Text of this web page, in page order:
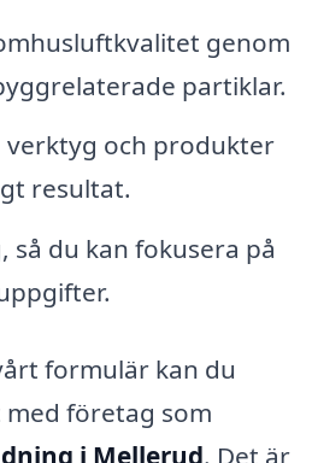
genom
partiklar.
verktyg och produkter
resultat.
så du kan fokusera på
formulär kan du
företag som
i Mellerud. Det är